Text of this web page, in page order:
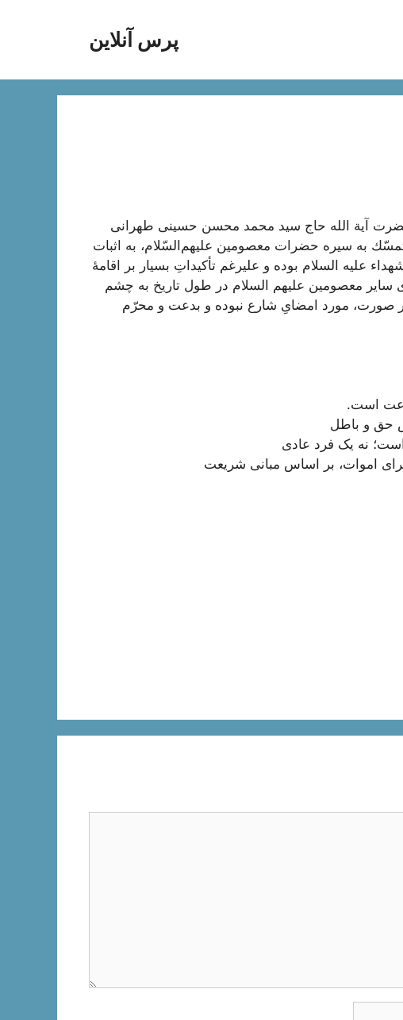
پرس آنلاین
آیة الله حاج سید محمد محسن حسینی طهرانی
به سيره حضرات معصومين عليهم‌‏السّلام، به اثبات
علیه السلام بوده و علیرغم تأکیداتِ بسیار بر اقامۀ
ساير معصومین علیهم السلام در طول تاریخ به چشم
صورت، مورد امضایِ شارع نبوده و بدعت و محرّم
است.
حق و باطل
نه یک فرد عادی
اموات، بر اساس مبانی شریعت